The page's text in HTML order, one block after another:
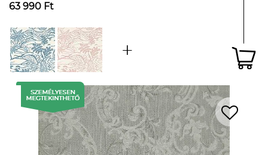
63 990 Ft